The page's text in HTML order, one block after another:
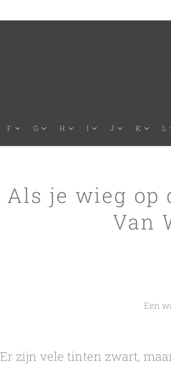
F G H I J K L
Als je wieg op
Van
Een
Er zijn vele tinten zwart,